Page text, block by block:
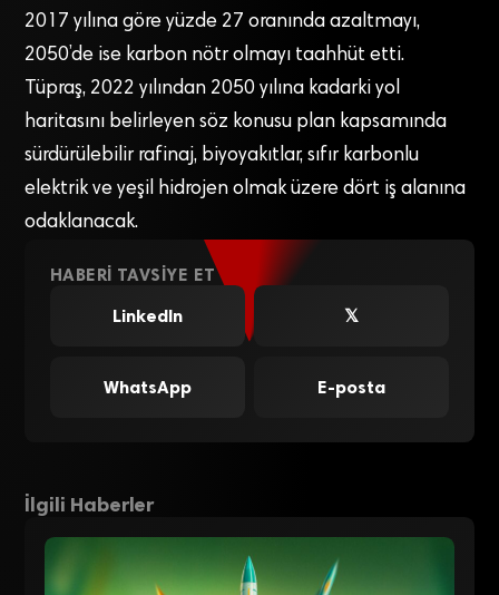
2017 yılına göre yüzde 27 oranında azaltmayı,
2050’de ise karbon nötr olmayı taahhüt etti.
Tüpraş, 2022 yılından 2050 yılına kadarki yol
haritasını belirleyen söz konusu plan kapsamında
sürdürülebilir rafinaj, biyoyakıtlar, sıfır karbonlu
elektrik ve yeşil hidrojen olmak üzere dört iş alanına
odaklanacak.
HABERI TAVSIYE ET
LinkedIn
𝕏
WhatsApp E-posta
İlgili Haberler